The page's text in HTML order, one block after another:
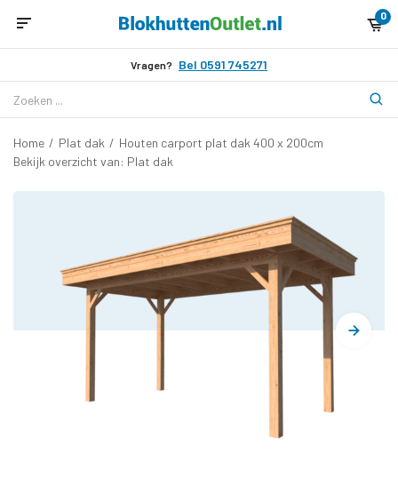
0
Vragen? Bel 0591 745271
Home / Plat dak / Houten carport plat dak 400 x 200cm
Bekijk overzicht van: Plat dak